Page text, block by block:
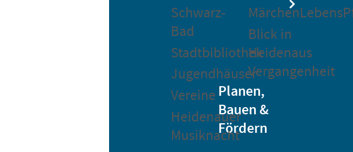
Schwarz-
Bad
Stadtbibliothek
Jugendhäuser
Vereine
Heidenauer
Musiknacht
Blick in
Heidenaus
Vergangenheit
Planen,
Bauen &
Fördern